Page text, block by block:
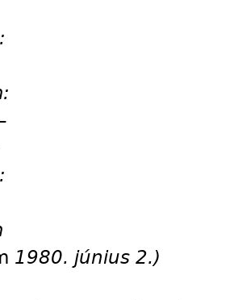
1980. június 2.)